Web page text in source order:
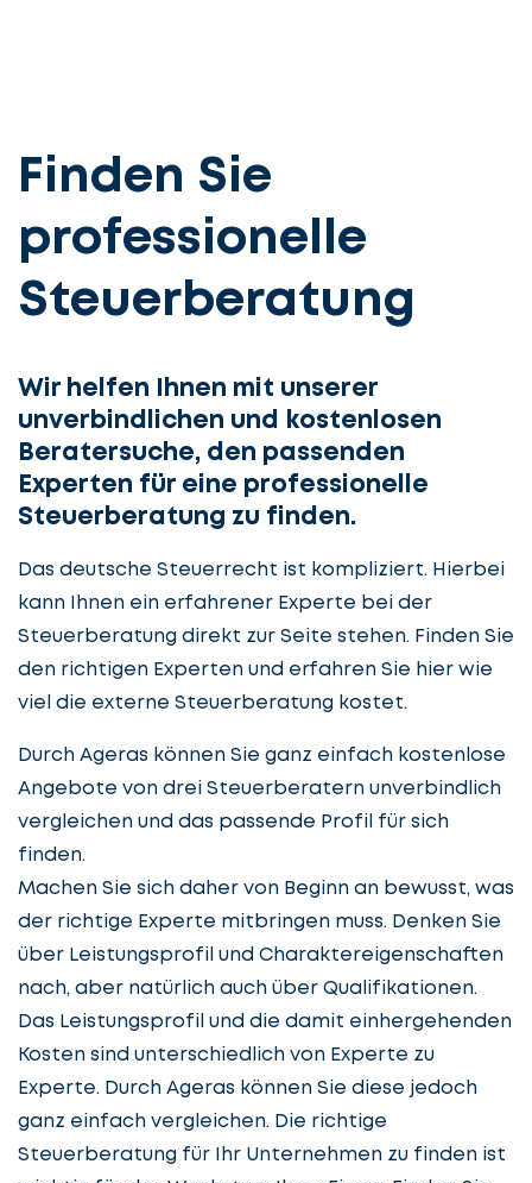
Finden Sie
professionelle
Steuerberatung
Wir helfen Ihnen mit unserer
unverbindlichen und kostenlosen
Beratersuche, den passenden
Experten für eine professionelle
Steuerberatung zu finden.
Das deutsche Steuerrecht ist kompliziert. Hierbei
kann Ihnen ein erfahrener Experte bei der
Steuerberatung direkt zur Seite stehen. Finden Sie
den richtigen Experten und erfahren Sie hier wie
viel die externe Steuerberatung kostet.
Durch Ageras können Sie ganz einfach kostenlose
Angebote von drei Steuerberatern unverbindlich
vergleichen und das passende Profil für sich
finden.
Machen Sie sich daher von Beginn an bewusst, was
der richtige Experte mitbringen muss. Denken Sie
über Leistungsprofil und Charaktereigenschaften
nach, aber natürlich auch über Qualifikationen.
Das Leistungsprofil und die damit einhergehenden
Kosten sind unterschiedlich von Experte zu
Experte. Durch Ageras können Sie diese jedoch
ganz einfach vergleichen. Die richtige
Steuerberatung für Ihr Unternehmen zu finden ist